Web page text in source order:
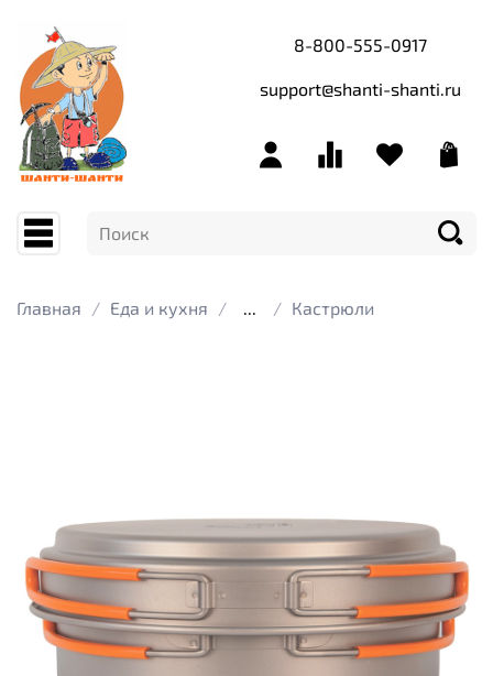
8-800-555-0917
support@shanti-shanti.ru
Главная Еда и кухня Кастрюли